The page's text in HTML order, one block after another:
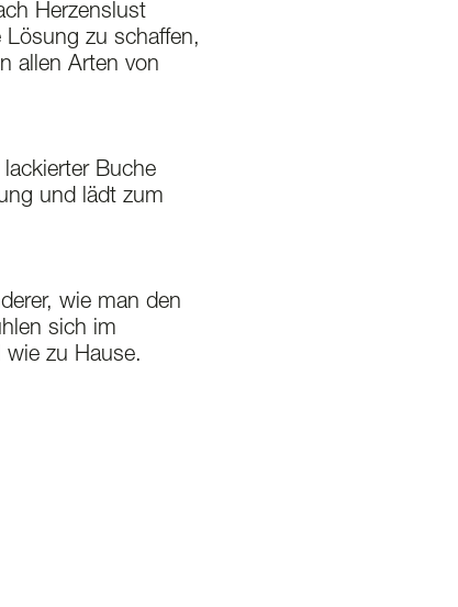
Herzenslust
zu schaffen,
allen Arten von
Buche
und lädt zum
wie man den
sich im
wie zu Hause.